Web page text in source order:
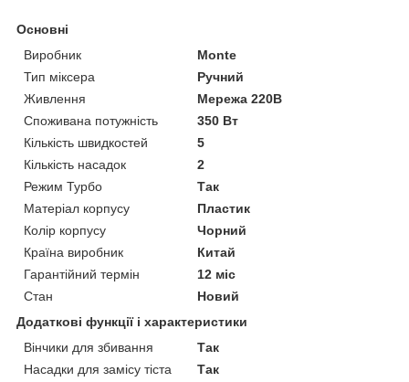
Основні
Виробник
Monte
Тип міксера
Ручний
Живлення
Мережа 220В
Споживана потужність
350 Вт
Кількість швидкостей
5
Кількість насадок
2
Режим Турбо
Так
Матеріал корпусу
Пластик
Колір корпусу
Чорний
Країна виробник
Китай
Гарантійний термін
12 міс
Стан
Новий
Додаткові функції і характеристики
Вінчики для збивання
Так
Насадки для замісу тіста
Так